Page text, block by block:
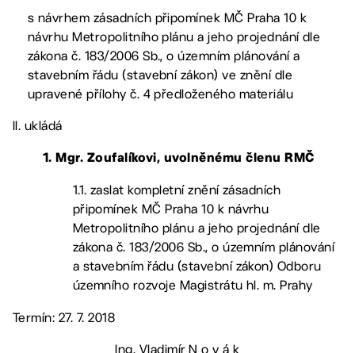
s návrhem zásadních připomínek MČ Praha 10 k
návrhu Metropolitního plánu a jeho projednání dle
zákona č. 183/2006 Sb., o územním plánování a
stavebním řádu (stavební zákon) ve znění dle
upravené přílohy č. 4 předloženého materiálu
II. ukládá
1. Mgr. Zoufalíkovi, uvolněnému členu RMČ
1.1. zaslat kompletní znění zásadních
připomínek MČ Praha 10 k návrhu
Metropolitního plánu a jeho projednání dle
zákona č. 183/2006 Sb., o územním plánování
a stavebním řádu (stavební zákon) Odboru
územního rozvoje Magistrátu hl. m. Prahy
Termín: 27. 7. 2018
Ing. Vladimír N o v á k